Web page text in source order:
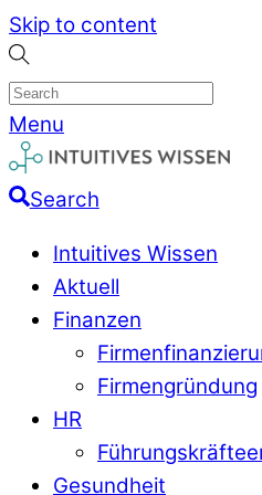
Skip to content
Menu
Search
Intuitives Wissen
Aktuell
Finanzen
Firmengründung
HR
Gesundheit